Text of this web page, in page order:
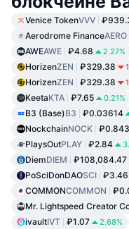
Venice TokenVVV
Aerodrome FinanceAERO
AWEAWE ₽4.68 2.27%
HorizenZEN ₽329.38
HorizenZEN ₽329.38
KeetaKTA ₽7.65 0.21%
B3 (Base)B3 ₽0.03614
NockchainNOCK
PlaysOutPLAY ₽2.84
DiemDIEM ₽108,084.47
PoSciDonDAOSCI ₽3.46
COMMONCOMMON
Mr. Lightspeed Creator
ivaultIVT ₽1.07 2.68%